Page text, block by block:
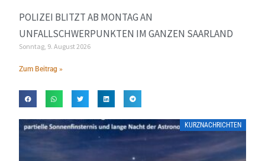
POLIZEI BLITZT AB MONTAG AN
UNFALLSCHWERPUNKTEN IM GANZEN SAARLAND
Sonntag, 9. August 2026
Zum Beitrag »
KURZNACHRICHTEN